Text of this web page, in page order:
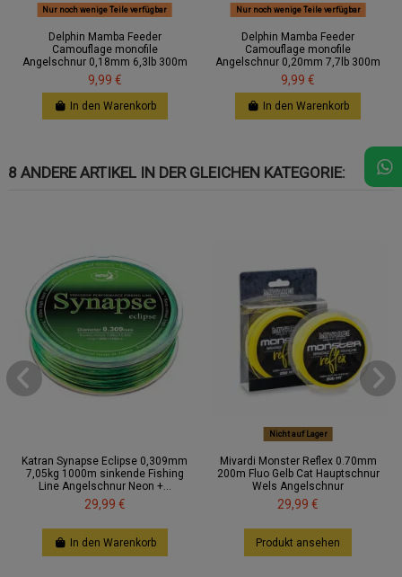
Nur noch wenige Teile verfügbar
Delphin Mamba Feeder
Camouflage monofile
Angelschnur 0,18mm 6,3lb 300m
9,99 €
In den Warenkorb
Nur noch wenige Teile verfügbar
Delphin Mamba Feeder
Camouflage monofile
Angelschnur 0,20mm 7,7lb 300m
9,99 €
In den Warenkorb
8 ANDERE ARTIKEL IN DER GLEICHEN KATEGORIE:
Katran Synapse Eclipse 0,309mm
7,05kg 1000m sinkende Fishing
Line Angelschnur Neon +...
29,99 €
In den Warenkorb
Nicht auf Lager
Mivardi Monster Reflex 0.70mm
200m Fluo Gelb Cat Hauptschnur
Wels Angelschnur
29,99 €
Produkt ansehen